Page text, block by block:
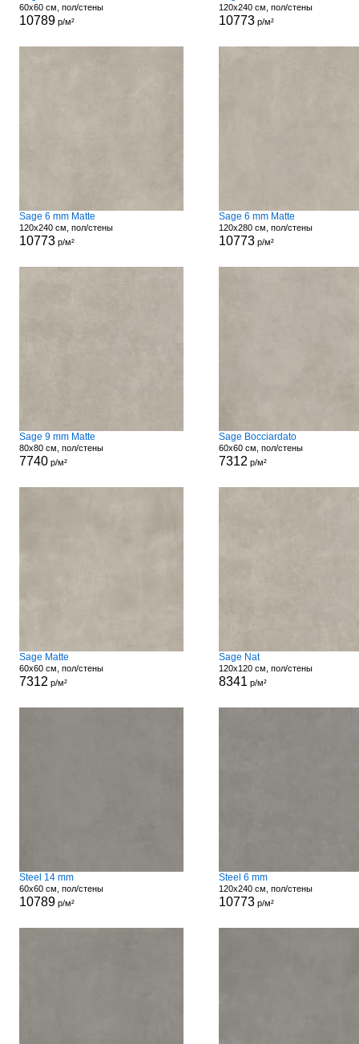
60x60 см, пол/стены
10789р/м²
120x240 см, пол/стены
10773р/м²
Sage 6 mm Matte
120x240 см, пол/стены
10773р/м²
Sage 6 mm Matte
120x280 см, пол/стены
10773р/м²
Sage 9 mm Matte
80x80 см, пол/стены
7740р/м²
Sage Bocciardato
60x60 см, пол/стены
7312 р/м²
Sage Matte
60x60 см, пол/стены
7312 р/м²
Sage Nat
120x120 см, пол/стены
8341 р/м²
Steel 14 mm
60x60 см, пол/стены
10789р/м²
Steel 6 mm
120x240 см, пол/стены
10773р/м²